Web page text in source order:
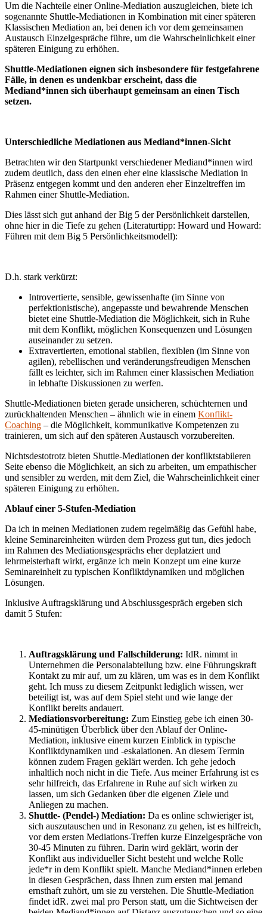
Um die Nachteile einer Online-Mediation auszugleichen, biete ich
sogenannte Shuttle-Mediationen in Kombination mit einer späteren
Klassischen Mediation an, bei denen ich vor dem gemeinsamen
Austausch Einzelgespräche führe, um die Wahrscheinlichkeit einer
späteren Einigung zu erhöhen.
Shuttle-Mediationen eignen sich insbesondere für festgefahrene
Fälle, in denen es undenkbar erscheint, dass die
Mediand*innen sich überhaupt gemeinsam an einen Tisch
setzen.
Unterschiedliche Mediationen aus Mediand*innen-Sicht
Betrachten wir den Startpunkt verschiedener Mediand*innen wird
zudem deutlich, dass den einen eher eine klassische Mediation in
Präsenz entgegen kommt und den anderen eher Einzeltreffen im
Rahmen einer Shuttle-Mediation.
Dies lässt sich gut anhand der Big 5 der Persönlichkeit darstellen,
ohne hier in die Tiefe zu gehen (Literaturtipp: Howard und Howard:
Führen mit dem Big 5 Persönlichkeitsmodell):
D.h. stark verkürzt:
Introvertierte, sensible, gewissenhafte (im Sinne von
perfektionistische), angepasste und bewahrende Menschen
bietet eine Shuttle-Mediation die Möglichkeit, sich in Ruhe
mit dem Konflikt, möglichen Konsequenzen und Lösungen
auseinander zu setzen.
Extravertierten, emotional stabilen, flexiblen (im Sinne von
agilen), rebellischen und veränderungsfreudigen Menschen
fällt es leichter, sich im Rahmen einer klassischen Mediation
in lebhafte Diskussionen zu werfen.
Shuttle-Mediationen bieten gerade unsicheren, schüchternen und
zurückhaltenden Menschen – ähnlich wie in einem Konflikt-
Coaching – die Möglichkeit, kommunikative Kompetenzen zu
trainieren, um sich auf den späteren Austausch vorzubereiten.
Nichtsdestotrotz bieten Shuttle-Mediationen der konfliktstabileren
Seite ebenso die Möglichkeit, an sich zu arbeiten, um empathischer
und sensibler zu werden, mit dem Ziel, die Wahrscheinlichkeit einer
späteren Einigung zu erhöhen.
Ablauf einer 5-Stufen-Mediation
Da ich in meinen Mediationen zudem regelmäßig das Gefühl habe,
kleine Seminareinheiten würden dem Prozess gut tun, dies jedoch
im Rahmen des Mediationsgesprächs eher deplatziert und
lehrmeisterhaft wirkt, ergänze ich mein Konzept um eine kurze
Seminareinheit zu typischen Konfliktdynamiken und möglichen
Lösungen.
Inklusive Auftragsklärung und Abschlussgespräch ergeben sich
damit 5 Stufen:
Auftragsklärung und Fallschilderung: IdR. nimmt in
Unternehmen die Personalabteilung bzw. eine Führungskraft
Kontakt zu mir auf, um zu klären, um was es in dem Konflikt
geht. Ich muss zu diesem Zeitpunkt lediglich wissen, wer
beteiligt ist, was auf dem Spiel steht und wie lange der
Konflikt bereits andauert.
Mediationsvorbereitung: Zum Einstieg gebe ich einen 30-
45-minütigen Überblick über den Ablauf der Online-
Mediation, inklusive einem kurzen Einblick in typische
Konfliktdynamiken und -eskalationen. An diesem Termin
können zudem Fragen geklärt werden. Ich gehe jedoch
inhaltlich noch nicht in die Tiefe. Aus meiner Erfahrung ist es
sehr hilfreich, das Erfahrene in Ruhe auf sich wirken zu
lassen, um sich Gedanken über die eigenen Ziele und
Anliegen zu machen.
Shuttle- (Pendel-) Mediation: Da es online schwieriger ist,
sich auszutauschen und in Resonanz zu gehen, ist es hilfreich,
vor dem ersten Mediations-Treffen kurze Einzelgespräche von
30-45 Minuten zu führen. Darin wird geklärt, worin der
Konflikt aus individueller Sicht besteht und welche Rolle
jede*r in dem Konflikt spielt. Manche Mediand*innen erleben
in diesen Gesprächen, dass Ihnen zum ersten mal jemand
ernsthaft zuhört, um sie zu verstehen. Die Shuttle-Mediation
findet idR. zwei mal pro Person statt, um die Sichtweisen der